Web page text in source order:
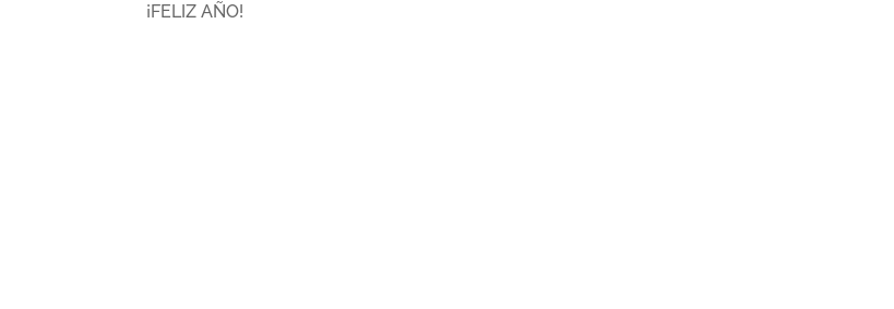
¡FELIZ AÑO!